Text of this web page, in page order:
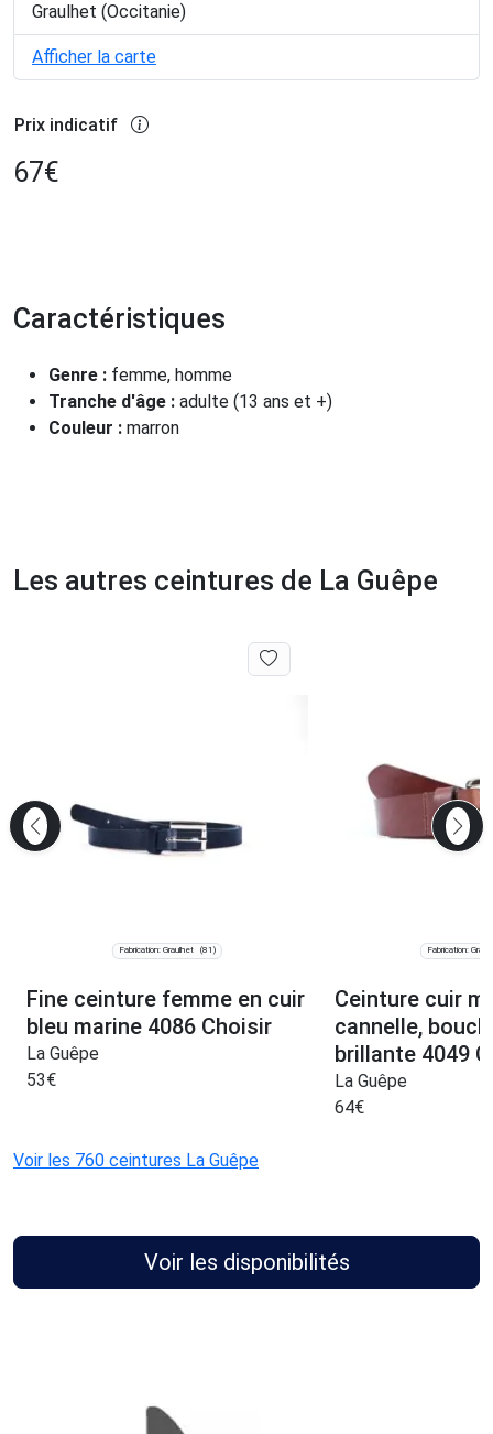
Graulhet (Occitanie)
Afficher la carte
Prix indicatif
67€
Caractéristiques
Genre : femme, homme
Tranche d'âge : adulte (13 ans et +)
Couleur : marron
Les autres ceintures de La Guêpe
Fabrication: Graulhet (81)
Fine ceinture femme en cuir
bleu marine 4086 Choisir
La Guêpe
53€
Fabrication:
Ceinture cuir
cannelle,
brillante 4049
La Guêpe
64€
Voir les 760 ceintures La Guêpe
Voir les disponibilités